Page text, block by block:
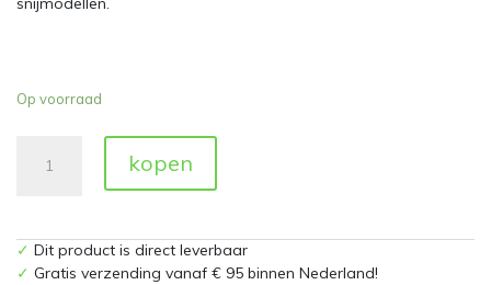
Op voorraad
2mm
aantal
kopen
✓ Dit product is direct leverbaar
✓ Gratis verzending vanaf € 95 binnen Nederland!